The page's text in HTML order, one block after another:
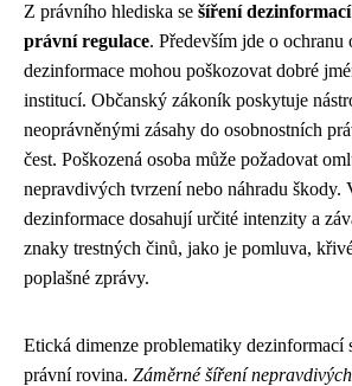
Z právního hlediska se šíření
právní regulace. Především jde o ochranu
dezinformace mohou poškozovat dobré
institucí. Občanský zákoník poskytuje
neoprávněnými zásahy do osobnostních
čest. Poškozená osoba může požadovat
nepravdivých tvrzení nebo náhradu škody.
dezinformace dosahují určité intenzity a
znaky trestných činů, jako je pomluva,
poplašné zprávy.
Etická dimenze problematiky dezinformací
právní rovina. Záměrné šíření